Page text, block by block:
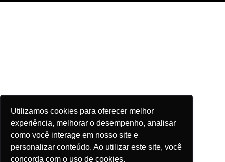
Utilizamos cookies para oferecer melhor
experiência, melhorar o desempenho, analisar
como você interage em nosso site e
personalizar conteúdo. Ao utilizar este site, você
concorda com o uso de cookies.